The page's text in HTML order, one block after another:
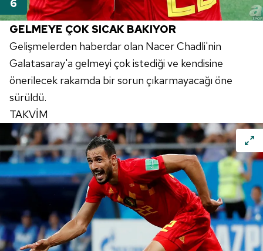
GELMEYE ÇOK SICAK BAKIYOR
Gelişmelerden haberdar olan Nacer Chadli'nin
Galatasaray'a gelmeyi çok istediği ve kendisine
önerilecek rakamda bir sorun çıkarmayacağı öne
sürüldü.
TAKVİM